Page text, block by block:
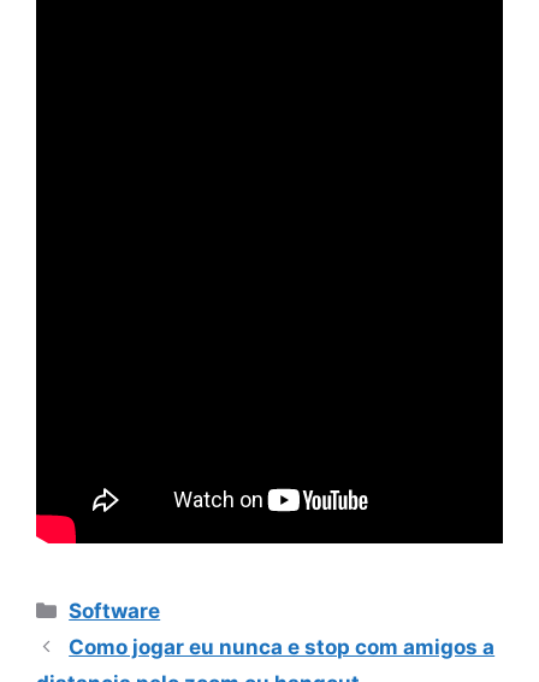
Categorias
Software
Como jogar eu nunca e stop com amigos a